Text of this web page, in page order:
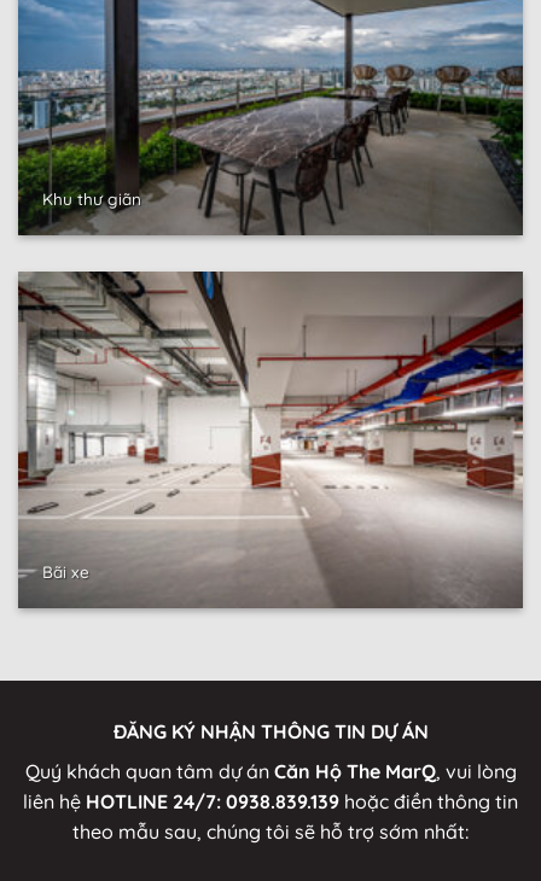
Khu thư giãn
Bãi xe
ĐĂNG KÝ NHẬN THÔNG TIN DỰ ÁN
Quý khách quan tâm dự án Căn Hộ The MarQ, vui lòng
liên hệ HOTLINE 24/7: 0938.839.139 hoặc điền thông tin
theo mẫu sau, chúng tôi sẽ hỗ trợ sớm nhất: